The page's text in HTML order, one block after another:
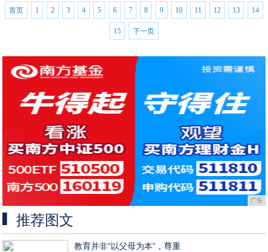
首页 1 2 3 4 5 6 7 8 9 10 11 12 13 14
15 下一页
广告
推荐图文
教育并非“以父母为本”，尊重